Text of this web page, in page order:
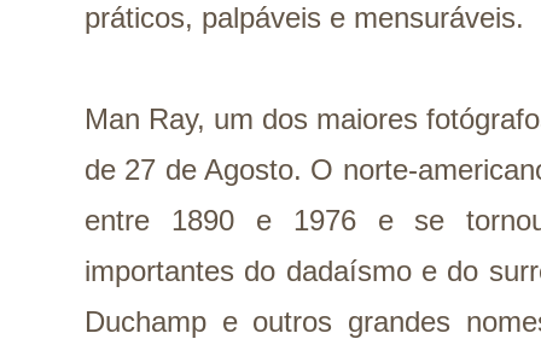
práticos, palpáveis e mensuráveis.
Man Ray, um dos maiores
de 27 de Agosto. O norte-
entre 1890 e 1976 e se
importantes do dadaísmo e do
Duchamp e outros grandes